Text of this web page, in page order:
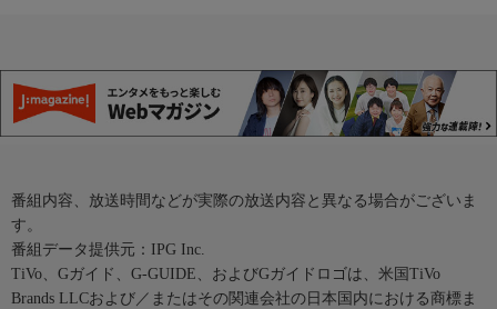
番組内容、放送時間などが実際の放送内容と異なる場合がございま
す。
番組データ提供元：IPG Inc.
TiVo、Gガイド、G-GUIDE、およびGガイドロゴは、米国TiVo
Brands LLCおよび／またはその関連会社の日本国内における商標ま